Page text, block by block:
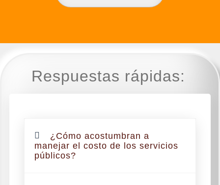
Respuestas rápidas:
¿Cómo acostumbran a
manejar el costo de los servicios
públicos?